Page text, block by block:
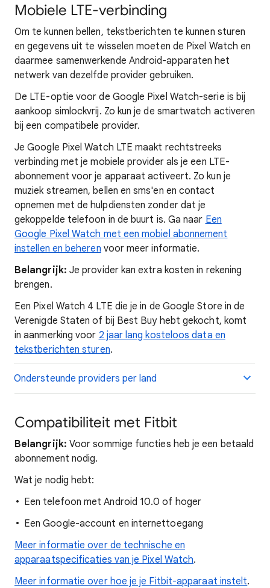
Mobiele LTE-verbinding
Om te kunnen bellen, tekstberichten te kunnen sturen
en gegevens uit te wisselen moeten de Pixel Watch en
daarmee samenwerkende Android-apparaten het
netwerk van dezelfde provider gebruiken.
De LTE-optie voor de Google Pixel Watch-serie is bij
aankoop simlockvrij. Zo kun je de smartwatch activeren
bij een compatibele provider.
Je Google Pixel Watch LTE maakt rechtstreeks
verbinding met je mobiele provider als je een LTE-
abonnement voor je apparaat activeert. Zo kun je
muziek streamen, bellen en sms'en en contact
opnemen met de hulpdiensten zonder dat je
gekoppelde telefoon in de buurt is. Ga naar Een
Google Pixel Watch met een mobiel abonnement
instellen en beheren voor meer informatie.
Belangrijk: Je provider kan extra kosten in rekening
brengen.
Een Pixel Watch 4 LTE die je in de Google Store in de
Verenigde Staten of bij Best Buy hebt gekocht, komt
in aanmerking voor 2 jaar lang kosteloos data en
tekstberichten sturen.
Ondersteunde providers per land
Compatibiliteit met Fitbit
Belangrijk: Voor sommige functies heb je een betaald
abonnement nodig.
Wat je nodig hebt:
Een telefoon met Android 10.0 of hoger
Een Google-account en internettoegang
Meer informatie over de technische en
apparaatspecificaties van je Pixel Watch.
Meer informatie over hoe je je Fitbit-apparaat instelt.